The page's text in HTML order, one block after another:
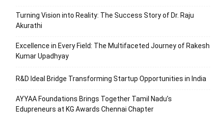
Turning Vision into Reality: The Success Story of Dr. Raju
Akurathi
Excellence in Every Field: The Multifaceted Journey of Rakesh
Kumar Upadhyay
R&D Ideal Bridge Transforming Startup Opportunities in India
AYYAA Foundations Brings Together Tamil Nadu’s
Edupreneurs at KG Awards Chennai Chapter